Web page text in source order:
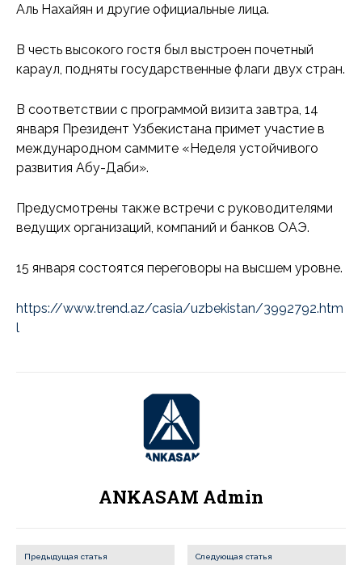
Аль Нахайян и другие официальные лица.
В честь высокого гостя был выстроен почетный
караул, подняты государственные флаги двух стран.
В соответствии с программой визита завтра, 14
января Президент Узбекистана примет участие в
международном саммите «Неделя устойчивого
развития Абу-Даби».
Предусмотрены также встречи с руководителями
ведущих организаций, компаний и банков ОАЭ.
15 января состоятся переговоры на высшем уровне.
https://www.trend.az/casia/uzbekistan/3992792.htm
l
ANKASAM Admin
Предыдущая статья Следующая статья